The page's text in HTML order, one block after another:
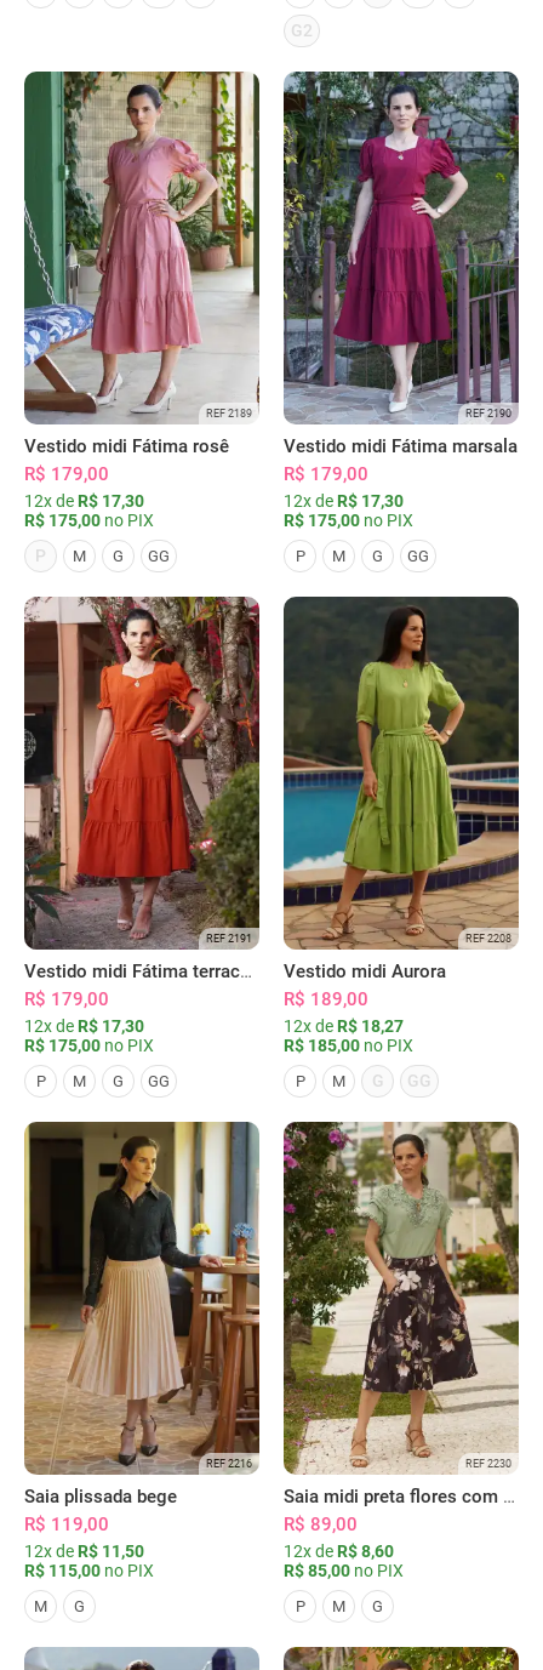
G2
REF 2189
Vestido midi Fátima rosê
R$ 179,00
12x de R$ 17,30
R$ 175,00 no PIX
P
M G GG
REF 2190
Vestido midi Fátima marsala
R$ 179,00
12x de R$ 17,30
R$ 175,00 no PIX
P M G GG
REF 2191
Vestido midi Fátima terracota
R$ 179,00
12x de R$ 17,30
R$ 175,00 no PIX
P M G GG
REF 2208
Vestido midi Aurora
R$ 189,00
12x de R$ 18,27
R$ 185,00 no PIX
P M G GG
REF 2216
Saia plissada bege
R$ 119,00
12x de R$ 11,50
R$ 115,00 no PIX
M G
REF 2230
Saia midi preta flores com bolsos
R$ 89,00
12x de R$ 8,60
R$ 85,00 no PIX
P M G